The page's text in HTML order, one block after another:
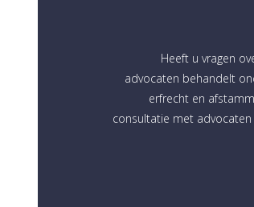
Heeft u vragen
advocaten behandelt
erfrecht en
consultatie met